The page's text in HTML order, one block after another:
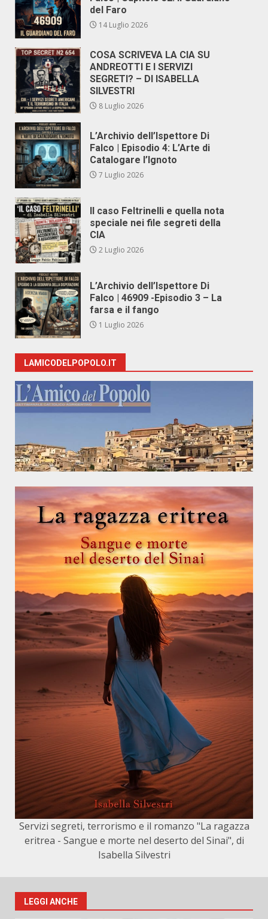
del Faro
14 Luglio 2026
COSA SCRIVEVA LA CIA SU
ANDREOTTI E I SERVIZI
SEGRETI? – DI ISABELLA
SILVESTRI
8 Luglio 2026
L’Archivio dell’Ispettore Di
Falco | Episodio 4: L’Arte di
Catalogare l’Ignoto
7 Luglio 2026
Il caso Feltrinelli e quella nota
speciale nei file segreti della
CIA
2 Luglio 2026
L’Archivio dell’Ispettore Di
Falco | 46909 -Episodio 3 – La
farsa e il fango
1 Luglio 2026
LAMICODELPOPOLO.IT
Servizi segreti, terrorismo e il romanzo "La ragazza
eritrea - Sangue e morte nel deserto del Sinai", di
Isabella Silvestri
LEGGI ANCHE